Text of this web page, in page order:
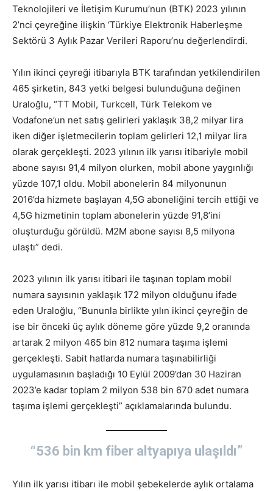
Teknolojileri ve İletişim Kurumu’nun (BTK) 2023 yılının
2’nci çeyreğine ilişkin ‘Türkiye Elektronik Haberleşme
Sektörü 3 Aylık Pazar Verileri Raporu’nu değerlendirdi.
Yılın ikinci çeyreği itibarıyla BTK tarafından yetkilendirilen
465 şirketin, 843 yetki belgesi bulunduğuna değinen
Uraloğlu, “TT Mobil, Turkcell, Türk Telekom ve
Vodafone’un net satış gelirleri yaklaşık 38,2 milyar lira
iken diğer işletmecilerin toplam gelirleri 12,1 milyar lira
olarak gerçekleşti. 2023 yılının ilk yarısı itibariyle mobil
abone sayısı 91,4 milyon olurken, mobil abone yaygınlığı
yüzde 107,1 oldu. Mobil abonelerin 84 milyonunun
2016’da hizmete başlayan 4,5G aboneliğini tercih ettiği ve
4,5G hizmetinin toplam abonelerin yüzde 91,8’ini
oluşturduğu görüldü. M2M abone sayısı 8,5 milyona
ulaştı” dedi.
2023 yılının ilk yarısı itibari ile taşınan toplam mobil
numara sayısının yaklaşık 172 milyon olduğunu ifade
eden Uraloğlu, “Bununla birlikte yılın ikinci çeyreğin de
ise bir önceki üç aylık döneme göre yüzde 9,2 oranında
artarak 2 milyon 465 bin 812 numara taşıma işlemi
gerçekleşti. Sabit hatlarda numara taşınabilirliği
uygulamasının başladığı 10 Eylül 2009’dan 30 Haziran
2023’e kadar toplam 2 milyon 538 bin 670 adet numara
taşıma işlemi gerçekleşti” açıklamalarında bulundu.
“536 bin km fiber altyapıya ulaşıldı”
Yılın ilk yarısı itibarı ile mobil şebekelerde aylık ortalama